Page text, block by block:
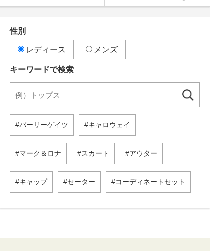
性別
レディース メンズ
キーワードで検索
パーリーゲイツ キャロウェイ
マーク＆ロナ スカート アウター
キャップ セーター コーディネートセット